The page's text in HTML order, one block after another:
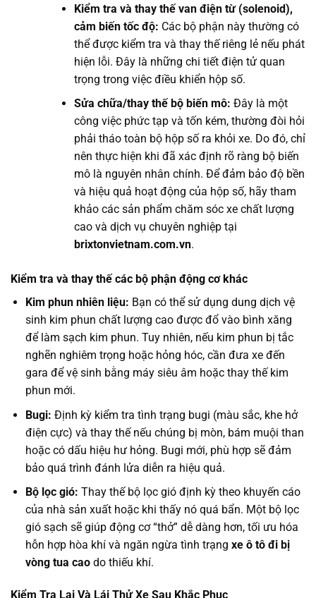
Kiểm tra và thay thế van điện từ (solenoid),
cảm biến tốc độ: Các bộ phận này thường có
thể được kiểm tra và thay thế riêng lẻ nếu phát
hiện lỗi. Đây là những chi tiết điện tử quan
trọng trong việc điều khiển hộp số.
Sửa chữa/thay thế bộ biến mô: Đây là một
công việc phức tạp và tốn kém, thường đòi hỏi
phải tháo toàn bộ hộp số ra khỏi xe. Do đó, chỉ
nên thực hiện khi đã xác định rõ ràng bộ biến
mô là nguyên nhân chính. Để đảm bảo độ bền
và hiệu quả hoạt động của hộp số, hãy tham
khảo các sản phẩm chăm sóc xe chất lượng
cao và dịch vụ chuyên nghiệp tại
brixtonvietnam.com.vn.
Kiểm tra và thay thế các bộ phận động cơ khác
Kim phun nhiên liệu: Bạn có thể sử dụng dung dịch vệ
sinh kim phun chất lượng cao được đổ vào bình xăng
để làm sạch kim phun. Tuy nhiên, nếu kim phun bị tắc
nghẽn nghiêm trọng hoặc hỏng hóc, cần đưa xe đến
gara để vệ sinh bằng máy siêu âm hoặc thay thế kim
phun mới.
Bugi: Định kỳ kiểm tra tình trạng bugi (màu sắc, khe hở
điện cực) và thay thế nếu chúng bị mòn, bám muội than
hoặc có dấu hiệu hư hỏng. Bugi mới, phù hợp sẽ đảm
bảo quá trình đánh lửa diễn ra hiệu quả.
Bộ lọc gió: Thay thế bộ lọc gió định kỳ theo khuyến cáo
của nhà sản xuất hoặc khi thấy nó quá bẩn. Một bộ lọc
gió sạch sẽ giúp động cơ “thở” dễ dàng hơn, tối ưu hóa
hỗn hợp hòa khí và ngăn ngừa tình trạng xe ô tô đi bị
vòng tua caodo thiếu khí.
Kiểm Tra Lại Và Lái Thử Xe Sau Khắc Phục